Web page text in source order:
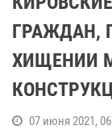
ГРАЖДАН,
ХИЩЕНИИ
07 июня 2021,